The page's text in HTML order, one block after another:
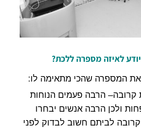
יודעלאיזה מספרהללכת?
המספרה שהכי מתאימה לו:
קרובה– הרבה פעמים הנוחות
ולכן הרבה אנשים יבחרו
לביתם חשוב לבדוק לפני